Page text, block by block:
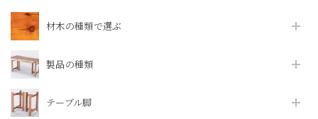
材木の種類で選ぶ
製品の種類
テーブル脚